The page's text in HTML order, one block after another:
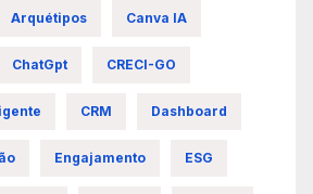
Arquétipos Canva IA
ChatGpt CRECI-GO
CRM Dashboard
Engajamento ESG